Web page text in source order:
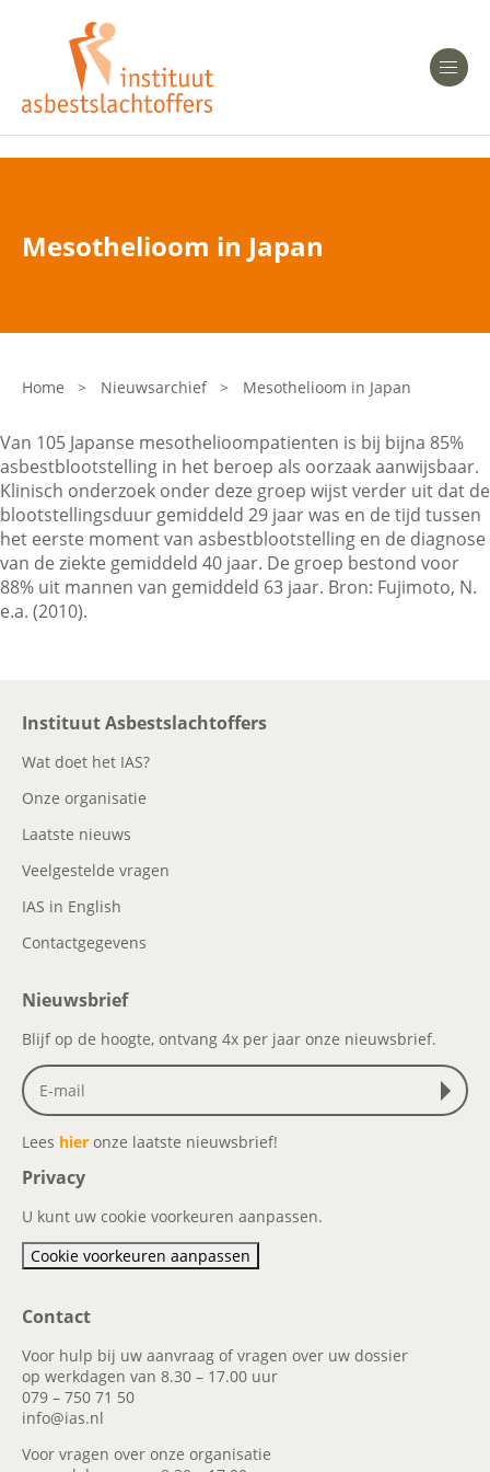
Heeft u Mesothelioom?
Heeft u Asbestose?
Bent u arts?
Asbest en Gezondheid
Laatste nieuws
Veelgestelde vragen
Contactgegevens
Mesothelioom in Japan
Home > Nieuwsarchief > Mesothelioom in Japan
Van 105 Japanse mesothelioompatienten is bij bijna 85%
asbestblootstelling in het beroep als oorzaak aanwijsbaar.
Klinisch onderzoek onder deze groep wijst verder uit dat de
blootstellingsduur gemiddeld 29 jaar was en de tijd tussen
het eerste moment van asbestblootstelling en de diagnose
van de ziekte gemiddeld 40 jaar. De groep bestond voor
88% uit mannen van gemiddeld 63 jaar. Bron: Fujimoto, N.
e.a. (2010).
Instituut Asbestslachtoffers
Wat doet het IAS?
Onze organisatie
Laatste nieuws
Veelgestelde vragen
IAS in English
Contactgegevens
Nieuwsbrief
Blijf op de hoogte, ontvang 4x per jaar onze nieuwsbrief.
Lees hier onze laatste nieuwsbrief!
Privacy
U kunt uw cookie voorkeuren aanpassen.
Cookie voorkeuren aanpassen
Contact
Voor hulp bij uw aanvraag of vragen over uw dossier
op werkdagen van 8.30 – 17.00 uur
079 – 750 71 50
info@ias.nl
Voor vragen over onze organisatie